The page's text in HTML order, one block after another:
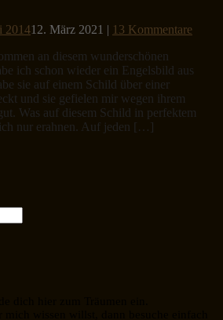
201412. März 2021 | 13 Kommentare
an diesem wunderschönen
ich schon wieder ein Engelsbild aus
sie auf einem Schild über einer
und sie gefielen mir wegen ihrem
Was auf diesem Schild in perfektem
nur erahnen. Auf jeden […]